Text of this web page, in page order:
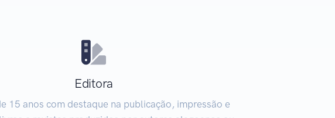
Editora
15 anos com destaque na publicação, impressão e